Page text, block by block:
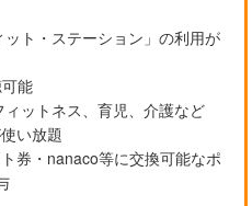
ット・ステーション」の利用が
能
ィットネス、育児、介護など
い放題
券・nanaco等に交換可能なポ